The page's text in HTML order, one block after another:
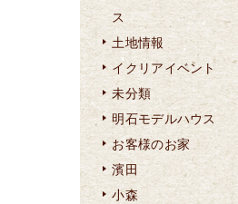
ス
土地情報
イクリアイベント
未分類
明石モデルハウス
お客様のお家
濱田
小森